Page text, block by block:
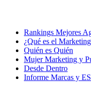
Rankings Mejores
¿Qué es el
Quién es Quién
Mujer Marketing y
Desde Dentro
Informe Marcas y